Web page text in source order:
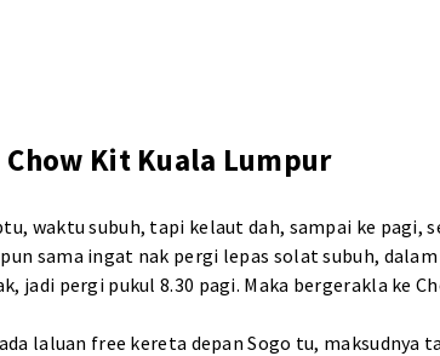
Chow Kit Kuala Lumpur
waktu subuh, tapi kelaut dah, sampai ke pagi,
sama ingat nak pergi lepas solat subuh,
jadi pergi pukul 8.30 pagi. Maka bergerakla ke
laluan free kereta depan Sogo tu, maksudnya